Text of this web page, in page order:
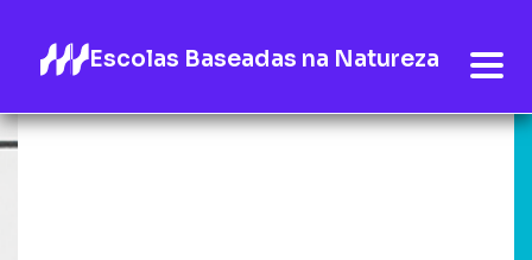
Escolas Baseadas na Natureza